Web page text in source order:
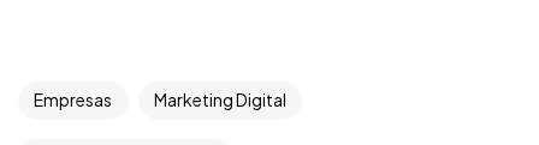
Empresas Marketing Digital